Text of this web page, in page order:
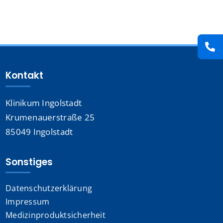
Kontakt
Karriere
Suche
nach:
Kontakt
Klinikum Ingolstadt
Krumenauerstraße 25
85049 Ingolstadt
Sonstiges
Datenschutzerklärung
Impressum
Medizinproduktsicherheit